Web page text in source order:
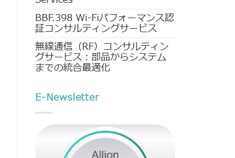
BBF.398 Wi-Fiパフォーマンス認
証コンサルティングサービス
無線通信（RF）コンサルティン
グサービス：部品からシステム
までの統合最適化
E-Newsletter